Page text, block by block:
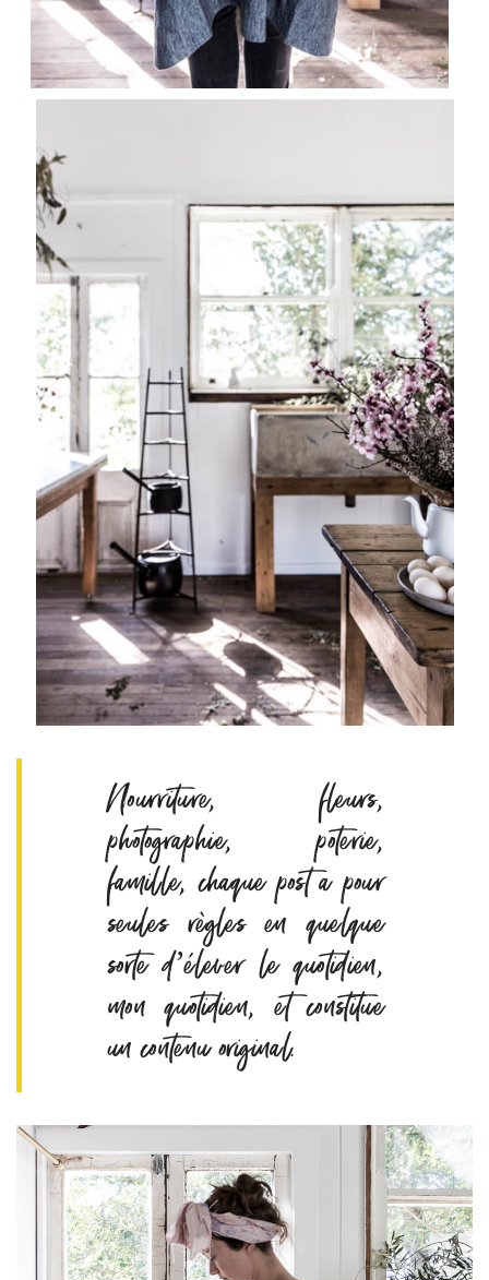
Nourriture, fleurs,
photographie, poterie,
famille, chaque post a pour
seules règles en quelque
sorte d’élever le quotidien,
mon quotidien, et constitue
un contenu original.